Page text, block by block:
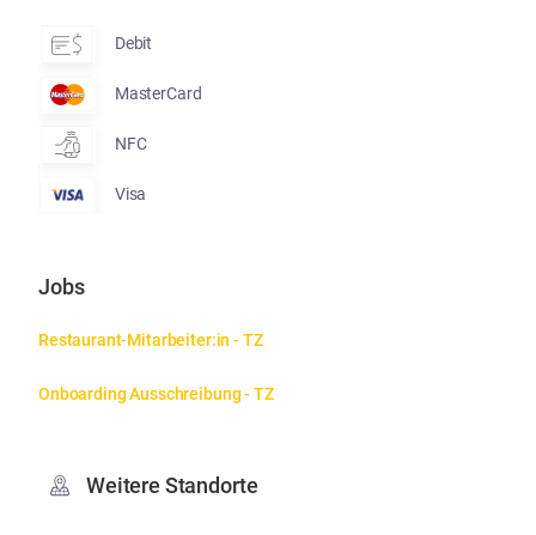
Debit
MasterCard
NFC
Visa
Jobs
Restaurant-Mitarbeiter:in - TZ
Onboarding Ausschreibung - TZ
Weitere Standorte